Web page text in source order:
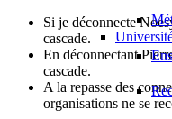
Si je déconnecte
cascade.
En déconnectant
cascade.
A la repasse des
organisations ne se